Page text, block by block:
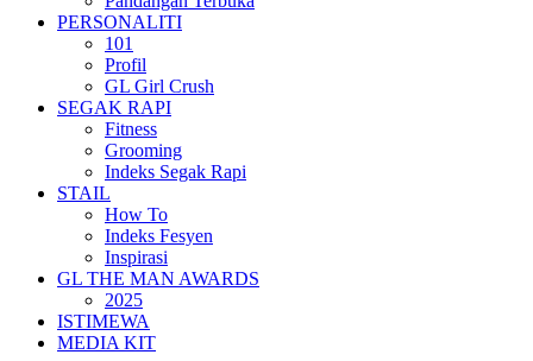
PERSONALITI
101
Profil
GL Girl Crush
SEGAK RAPI
Fitness
Grooming
Indeks Segak Rapi
STAIL
How To
Indeks Fesyen
Inspirasi
GL THE MAN AWARDS
2025
ISTIMEWA
MEDIA KIT